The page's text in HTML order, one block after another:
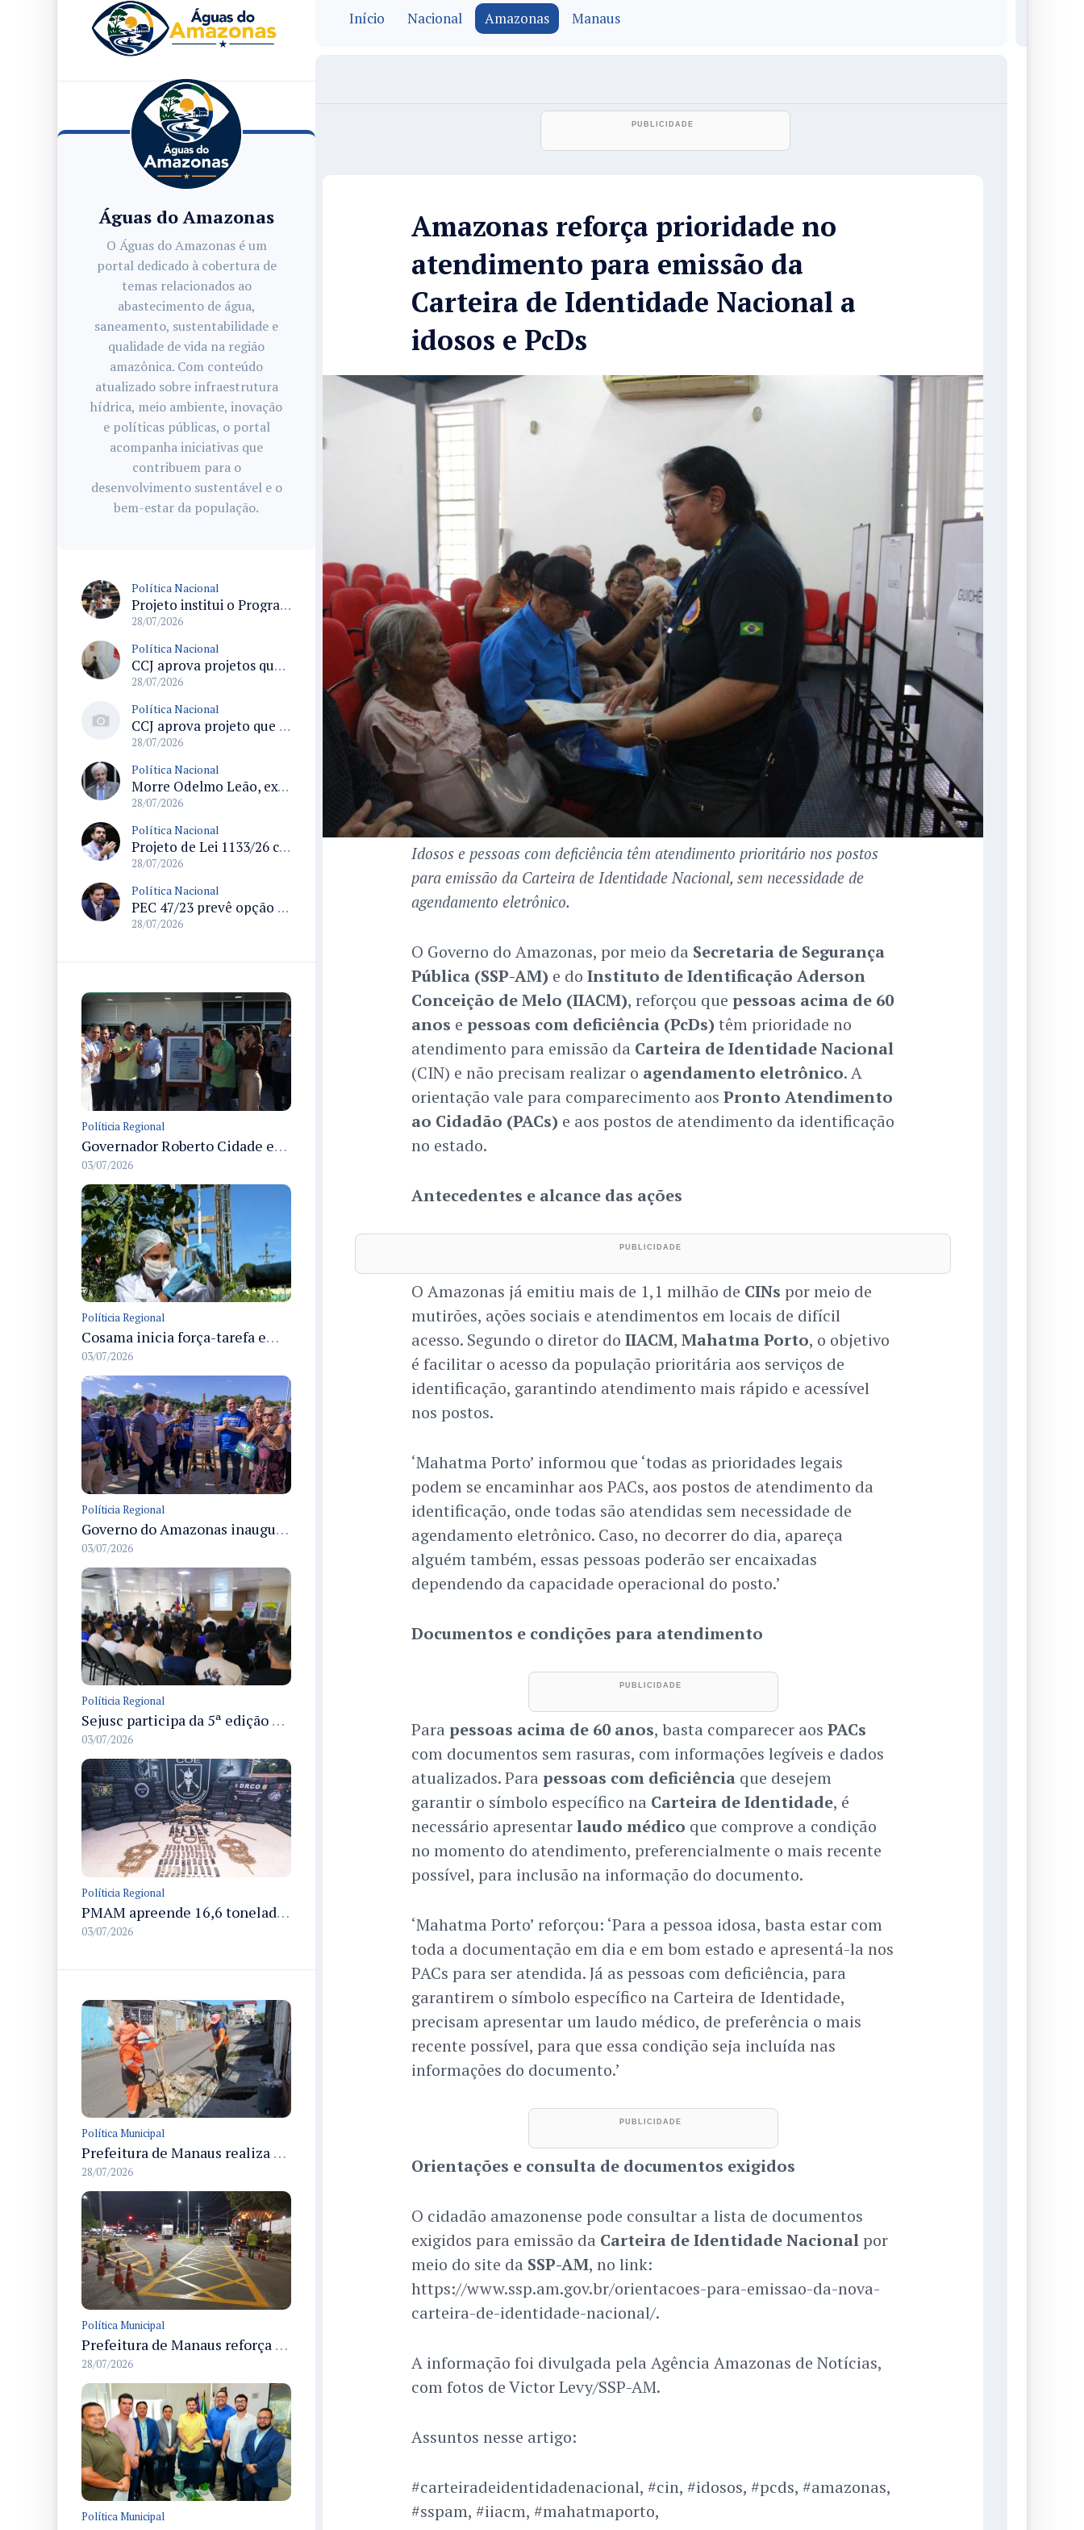
Águas do Amazonas
O Águas do Amazonas é um
portal dedicado à cobertura de
temas relacionados ao
abastecimento de água,
saneamento, sustentabilidade e
qualidade de vida na região
amazônica. Com conteúdo
atualizado sobre infraestrutura
hídrica, meio ambiente, inovação
e políticas públicas, o portal
acompanha iniciativas que
contribuem para o
desenvolvimento sustentável e o
bem-estar da população.
Política Nacional
Projeto institui o Programa Nacional de Apoio ao Aleitamento Humano em Emergências (Prame) na Câmara dos Deputados
28/07/2026
Política Nacional
CCJ aprova projetos que criam datas comemorativas e reconhecem Uberlândia como capital do paradesporto
28/07/2026
Política Nacional
CCJ aprova projeto que reconhece soldadinho-do-araripe como ave-símbolo da Chapada do Araripe
28/07/2026
Política Nacional
Morre Odelmo Leão, ex-deputado federal e duas vezes prefeito de Uberlândia, aos 80 anos
28/07/2026
Política Nacional
Projeto de Lei 1133/26 cria política de atendimento psicológico voluntário com dedução no Imposto de Renda
28/07/2026
Política Nacional
PEC 47/23 prevê opção por remuneração da União para servidores dos ex-territórios do Amapá, Rondônia e Roraima
28/07/2026
Políticia Regional
Governador Roberto Cidade entrega readequação do ambulatório da FCecon e amplia capacidade de atendimento oncológico em Manaus
03/07/2026
Políticia Regional
Cosama inicia força-tarefa em Anamã para fortalecer abastecimento de água e segurança hídrica da população
03/07/2026
Políticia Regional
Governo do Amazonas inaugura primeiro Castramóvel Fluvial para atendimento veterinário às comunidades ribeirinhas e castração gratuita
03/07/2026
Políticia Regional
Sejusc participa da 5ª edição do Caminhos Literários com foco na cultura hip-hop nas unidades socioeducativas
03/07/2026
Políticia Regional
PMAM apreende 16,6 toneladas de entorpecentes e registra aumento nas prisões em flagrante e nas capturas de foragidos no primeiro semestre de 2026
03/07/2026
Política Municipal
Prefeitura de Manaus realiza manutenção da drenagem no bairro Alvorada 2 e repara a rede de escoamento das águas pluviais
28/07/2026
Política Municipal
Prefeitura de Manaus reforça sinalização horizontal em avenidas e complexos viários da cidade para melhorar visibilidade e segurança
28/07/2026
Política Municipal
Início Nacional Amazonas Manaus
Amazonas reforça prioridade no
atendimento para emissão da
Carteira de Identidade Nacional a
idosos e PcDs
Idosos e pessoas com deficiência têm atendimento prioritário nos postos
para emissão da Carteira de Identidade Nacional, sem necessidade de
agendamento eletrônico.
O Governo do Amazonas, por meio da Secretaria de Segurança
Pública (SSP-AM) e do Instituto de Identificação Aderson
Conceição de Melo (IIACM), reforçou que pessoas acima de 60
anos e pessoas com deficiência (PcDs) têm prioridade no
atendimento para emissão da Carteira de Identidade Nacional
(CIN) e não precisam realizar o agendamento eletrônico. A
orientação vale para comparecimento aos Pronto Atendimento
ao Cidadão (PACs) e aos postos de atendimento da identificação
no estado.
Antecedentes e alcance das ações
O Amazonas já emitiu mais de 1,1 milhão de CINs por meio de
mutirões, ações sociais e atendimentos em locais de difícil
acesso. Segundo o diretor do IIACM, Mahatma Porto, o objetivo
é facilitar o acesso da população prioritária aos serviços de
identificação, garantindo atendimento mais rápido e acessível
nos postos.
‘Mahatma Porto’ informou que ‘todas as prioridades legais
podem se encaminhar aos PACs, aos postos de atendimento da
identificação, onde todas são atendidas sem necessidade de
agendamento eletrônico. Caso, no decorrer do dia, apareça
alguém também, essas pessoas poderão ser encaixadas
dependendo da capacidade operacional do posto.’
Documentos e condições para atendimento
Para pessoas acima de 60 anos, basta comparecer aos PACs
com documentos sem rasuras, com informações legíveis e dados
atualizados. Para pessoas com deficiênciaque desejem
garantir o símbolo específico na Carteira de Identidade, é
necessário apresentarlaudo médico que comprove a condição
no momento do atendimento, preferencialmente o mais recente
possível, para inclusão na informação do documento.
‘Mahatma Porto’ reforçou: ‘Para a pessoa idosa, basta estar com
toda a documentação em dia e em bom estado e apresentá-la nos
PACs para ser atendida. Já as pessoas com deficiência, para
garantirem o símbolo específico na Carteira de Identidade,
precisam apresentar um laudo médico, de preferência o mais
recente possível, para que essa condição seja incluída nas
informações do documento.’
Orientações e consulta de documentos exigidos
O cidadão amazonense pode consultar a lista de documentos
exigidos para emissão da Carteira de Identidade Nacionalpor
meio do site da SSP-AM, no link:
https://www.ssp.am.gov.br/orientacoes-para-emissao-da-nova-
carteira-de-identidade-nacional/.
A informação foi divulgada pela Agência Amazonas de Notícias,
com fotos de Victor Levy/SSP-AM.
Assuntos nesse artigo:
#carteiradeidentidadenacional, #cin, #idosos, #pcds, #amazonas,
#sspam, #iiacm, #mahatmaporto,